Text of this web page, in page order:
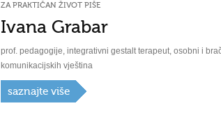
ZA PRAKTIČAN ŽIVOT PIŠE
Ivana Grabar
prof. pedagogije, integrativni gestalt terapeut, osobni i
komunikacijskih vještina
saznajte više